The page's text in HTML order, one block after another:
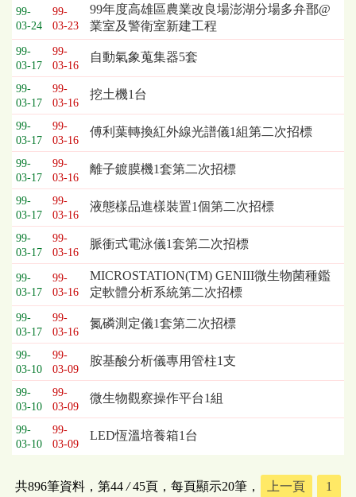
公
告
事
項
99-
03-24
99-
03-23
99年度高雄區農業改良場澎湖分場多弁鄑@
業室及警衛室新建工程
99-
03-17
99-
03-16
自動氣象蒐集器5套
99-
03-17
99-
03-16
挖土機1台
99-
03-17
99-
03-16
傅利葉轉換紅外線光譜儀1組第二次招標
99-
03-17
99-
03-16
離子鍍膜機1套第二次招標
99-
03-17
99-
03-16
液態樣品進樣裝置1個第二次招標
99-
03-17
99-
03-16
脈衝式電泳儀1套第二次招標
99-
03-17
99-
03-16
MICROSTATION(TM) GENIII微生物菌種鑑
定軟體分析系統第二次招標
99-
03-17
99-
03-16
氮磷測定儀1套第二次招標
99-
03-10
99-
03-09
胺基酸分析儀專用管柱1支
99-
03-10
99-
03-09
微生物觀察操作平台1組
99-
03-10
99-
03-09
LED恆溫培養箱1台
共896筆資料，第44/45頁，每頁顯示20筆， 上一頁 1